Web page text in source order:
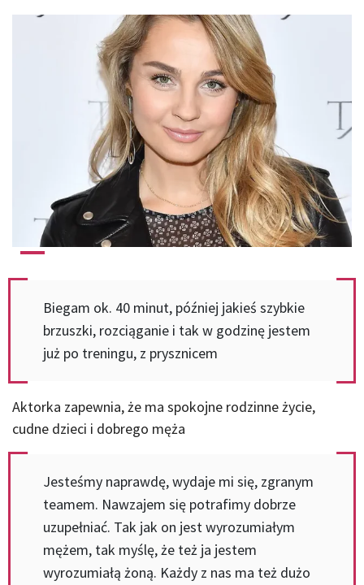
Biegam ok. 40 minut, później jakieś szybkie
brzuszki, rozciąganie i tak w godzinę jestem
już po treningu, z prysznicem
Aktorka zapewnia, że ma spokojne rodzinne życie,
cudne dzieci i dobrego męża
Jesteśmy naprawdę, wydaje mi się, zgranym
teamem. Nawzajem się potrafimy dobrze
uzupełniać. Tak jak on jest wyrozumiałym
mężem, tak myślę, że też ja jestem
wyrozumiałą żoną. Każdy z nas ma też dużo